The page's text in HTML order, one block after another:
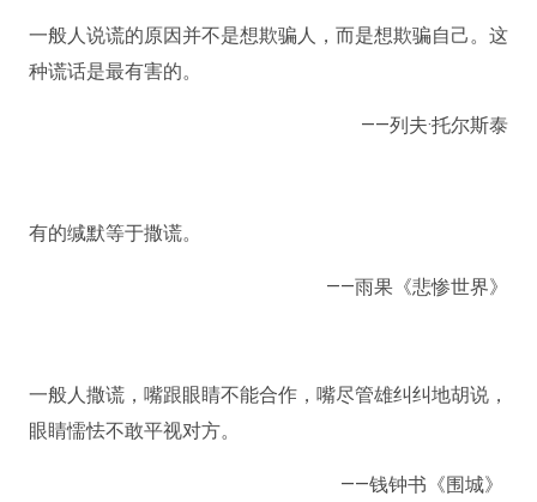
一般人说谎的原因并不是想欺骗人，而是想欺骗自己。这
种谎话是最有害的。
——列夫·托尔斯泰
有的缄默等于撒谎。
——雨果《悲惨世界》
一般人撒谎，嘴跟眼睛不能合作，嘴尽管雄纠纠地胡说，
眼睛懦怯不敢平视对方。
——钱钟书《围城》 ​